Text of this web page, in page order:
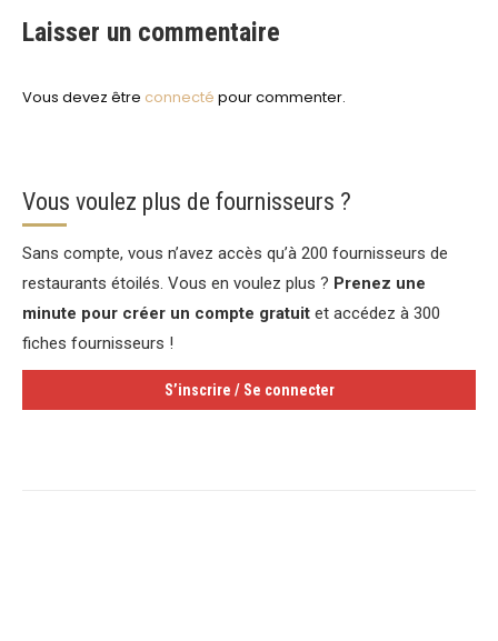
Laisser un commentaire
Vous devez être connecté pour commenter.
Vous voulez plus de fournisseurs ?
Sans compte, vous n’avez accès qu’à 200 fournisseurs de
restaurants étoilés. Vous en voulez plus ? Prenez une
minute pour créer un compte gratuit et accédez à 300
fiches fournisseurs !
S’inscrire / Se connecter